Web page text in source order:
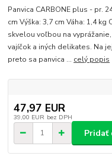
Panvica CARBONE plus - pr.
cm Výška: 3,7 cm Váha: 1,4
skvelou voľbou na
vajíčok a iných delikates. Na
preto sa panvica ... celý popis
47,97 EUR
39,00 EUR bez DPH
Pridať